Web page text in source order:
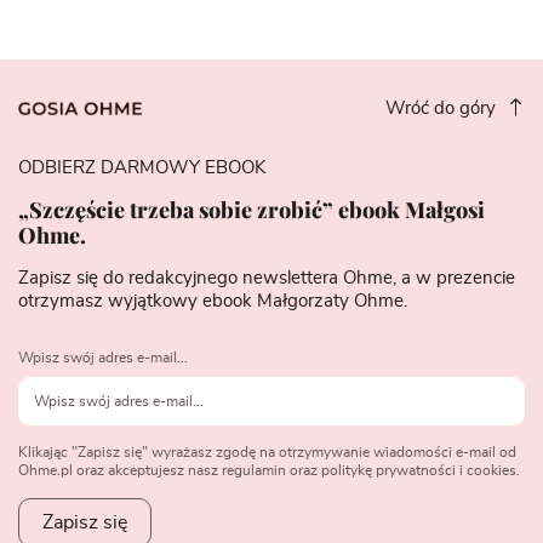
Wróć do góry
ODBIERZ DARMOWY EBOOK
„Szczęście trzeba sobie zrobić” ebook Małgosi
Ohme.
Zapisz się do redakcyjnego newslettera Ohme, a w prezencie
otrzymasz wyjątkowy ebook Małgorzaty Ohme.
Wpisz swój adres e-mail...
Klikając "Zapisz się" wyrażasz zgodę na otrzymywanie wiadomości e-mail od
Ohme.pl oraz akceptujesz nasz regulamin oraz politykę prywatności i cookies.
Zapisz się